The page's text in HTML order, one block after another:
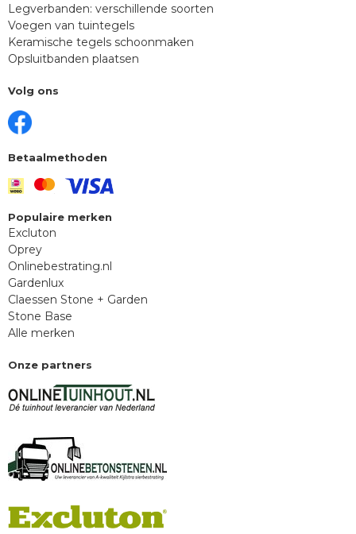
Legverbanden: verschillende soorten
Voegen van tuintegels
Keramische tegels schoonmaken
Opsluitbanden plaatsen
Volg ons
Betaalmethoden
Populaire merken
Excluton
Oprey
Onlinebestrating.nl
Gardenlux
Claessen Stone + Garden
Stone Base
Alle merken
Onze partners